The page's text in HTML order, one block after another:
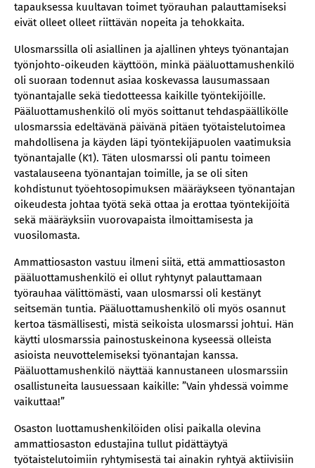
tapauksessa kuultavan toimet työrauhan palauttamiseksi
eivät olleet olleet riittävän nopeita ja tehokkaita.
Ulosmarssilla oli asiallinen ja ajallinen yhteys työnantajan
työnjohto-oikeuden käyttöön, minkä pääluottamushenkilö
oli suoraan todennut asiaa koskevassa lausumassaan
työnantajalle sekä tiedotteessa kaikille työntekijöille.
Pääluottamushenkilö oli myös soittanut tehdaspäällikölle
ulosmarssia edeltävänä päivänä pitäen työtaistelutoimea
mahdollisena ja käyden läpi työntekijäpuolen vaatimuksia
työnantajalle (K1). Täten ulosmarssi oli pantu toimeen
vastalauseena työnantajan toimille, ja se oli siten
kohdistunut työehtosopimuksen määräykseen työnantajan
oikeudesta johtaa työtä sekä ottaa ja erottaa työntekijöitä
sekä määräyksiin vuorovapaista ilmoittamisesta ja
vuosilomasta.
Ammattiosaston vastuu ilmeni siitä, että ammattiosaston
pääluottamushenkilö ei ollut ryhtynyt palauttamaan
työrauhaa välittömästi, vaan ulosmarssi oli kestänyt
seitsemän tuntia. Pääluottamushenkilö oli myös osannut
kertoa täsmällisesti, mistä seikoista ulosmarssi johtui. Hän
käytti ulosmarssia painostuskeinona kyseessä olleista
asioista neuvottelemiseksi työnantajan kanssa.
Pääluottamushenkilö näyttää kannustaneen ulosmarssiin
osallistuneita lausuessaan kaikille: ”Vain yhdessä voimme
vaikuttaa!”
Osaston luottamushenkilöiden olisi paikalla olevina
ammattiosaston edustajina tullut pidättäytyä
työtaistelutoimiin ryhtymisestä tai ainakin ryhtyä aktiivisiin